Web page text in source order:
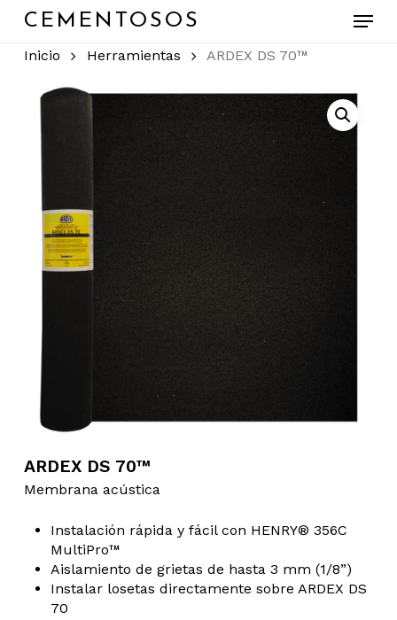
Skip
main
CEMENTOSOS Menu
Inicio Herramientas ARDEX DS 70™
ARDEX DS 70™
Membrana acústica
Instalación rápida y fácil con HENRY® 356C
MultiPro™
Aislamiento de grietas de hasta 3 mm (1/8”)
Instalar losetas directamente sobre ARDEX DS
70